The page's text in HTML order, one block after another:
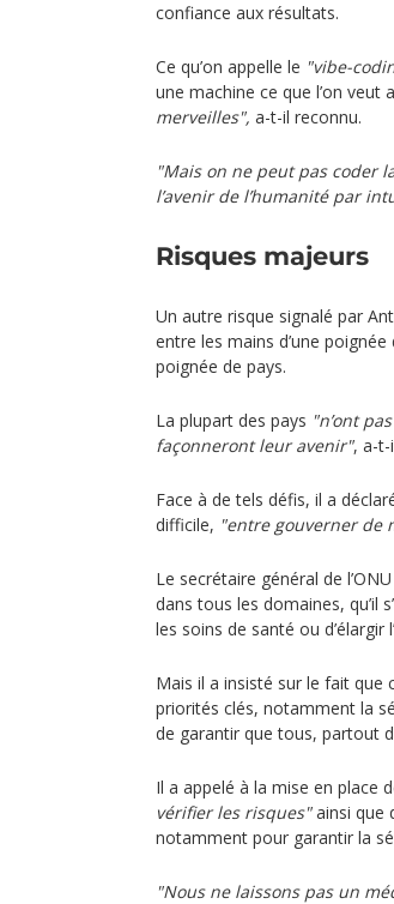
confiance aux résultats.
Ce qu’on appelle le "vibe-
une machine ce que l’on veut
merveilles", a-t-il reconnu.
"Mais on ne peut pas coder
l’avenir de l’humanité par
Risques majeurs
Un autre risque signalé par
entre les mains d’une poignée
poignée de pays.
La plupart des pays "n’ont
façonneront leur avenir", a-t-
Face à de tels défis, il a
difficile, "entre gouverner de
Le secrétaire général de
dans tous les domaines, qu’il
les soins de santé ou d’élargir
Mais il a insisté sur le fait que
priorités clés, notamment la
de garantir que tous, partout
Il a appelé à la mise en place
vérifier les risques"ainsi que
notamment pour garantir la
"Nous ne laissons pas un